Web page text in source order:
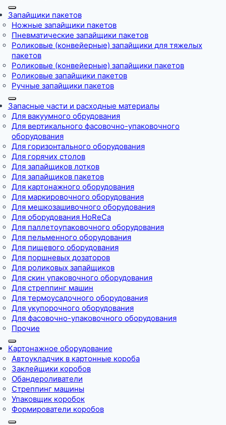
Запайщики пакетов
Ножные запайщики пакетов
Пневматические запайщики пакетов
Роликовые (конвейерные) запайщики для тяжелых
пакетов
Роликовые (конвейерные) запайщики пакетов
Роликовые запайщики пакетов
Ручные запайщики пакетов
Запасные части и расходные материалы
Для вакуумного обрудования
Для вертикального фасовочно-упаковочного
оборудования
Для горизонтального оборудования
Для горячих столов
Для запайщиков лотков
Для запайщиков пакетов
Для картонажного оборудования
Для маркировочного оборудования
Для мешкозашивочного оборудования
Для оборудования HoReCa
Для паллетоупаковочного оборудования
Для пельменного оборудования
Для пищевого оборудования
Для поршневых дозаторов
Для роликовых запайщиков
Для скин упаковочного оборудования
Для стреппинг машин
Для термоусадочного оборудования
Для укупорочного оборудования
Для фасовочно-упаковочного оборудования
Прочие
Картонажное оборудование
Автоукладчик в картонные короба
Заклейщики коробов
Обандероливатели
Стреппинг машины
Упаковщик коробок
Формирователи коробов